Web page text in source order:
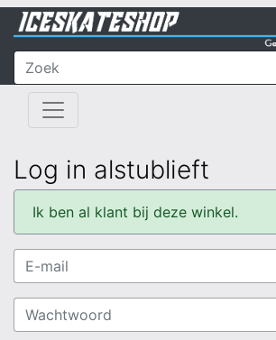
Log in alstublieft
Ik ben al klant bij deze winkel.